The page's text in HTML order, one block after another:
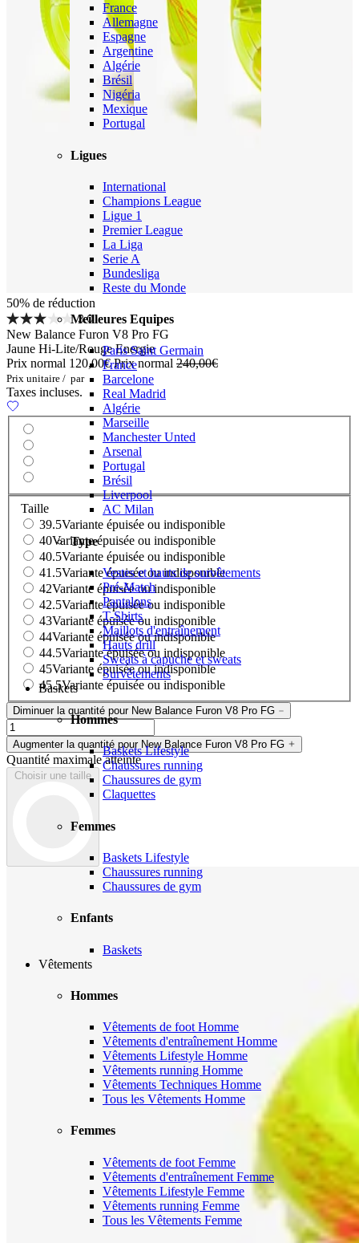
France
Allemagne
Espagne
Argentine
Algérie
Brésil
Nigéria
Mexique
Portugal
Ligues
International
Champions League
Ligue 1
Premier League
La Liga
Serie A
Bundesliga
Reste du Monde
Meilleures Equipes
Paris Saint Germain
France
Barcelone
Real Madrid
Algérie
Marseille
Manchester Unted
Arsenal
Portugal
Brésil
Liverpool
AC Milan
Type
Vestes et hauts de survêtements
Pré-Match
Pantalons
T-Shirts
Maillots d'entraînement
Hauts drill
Sweats à capuche et sweats
Survêtements
Baskets
Hommes
Baskets Lifestyle
Chaussures running
Chaussures de gym
Claquettes
Femmes
Baskets Lifestyle
Chaussures running
Chaussures de gym
Enfants
Baskets
Vêtements
Hommes
Vêtements de foot Homme
Vêtements d'entraînement Homme
Vêtements Lifestyle Homme
Vêtements running Homme
Vêtements Techniques Homme
Tous les Vêtements Homme
Femmes
Vêtements de foot Femme
Vêtements d'entraînement Femme
Vêtements Lifestyle Femme
Vêtements running Femme
Tous les Vêtements Femme
50% de réduction
3.0
New Balance Furon V8 Pro FG
Jaune Hi-Lite/Rouge Energie
Prix normal 120,00€Prix normal 240,00€
Prix unitaire / par
Taxes incluses.
Taille
39.5Variante épuisée ou indisponible
40Variante épuisée ou indisponible
40.5Variante épuisée ou indisponible
41.5Variante épuisée ou indisponible
42Variante épuisée ou indisponible
42.5Variante épuisée ou indisponible
43Variante épuisée ou indisponible
44Variante épuisée ou indisponible
44.5Variante épuisée ou indisponible
45Variante épuisée ou indisponible
45.5Variante épuisée ou indisponible
Diminuer la quantité pour New Balance Furon V8 Pro FG
Augmenter la quantité pour New Balance Furon V8 Pro FG
Quantité maximale atteinte
Choisir une taille